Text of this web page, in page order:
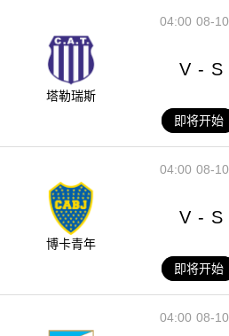
08-10
04:00
塔勒瑞斯
V - S
即将开始
08-10
04:00
博卡青年
V - S
即将开始
08-10
04:00